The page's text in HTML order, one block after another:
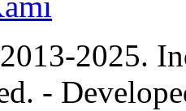
2025.
-